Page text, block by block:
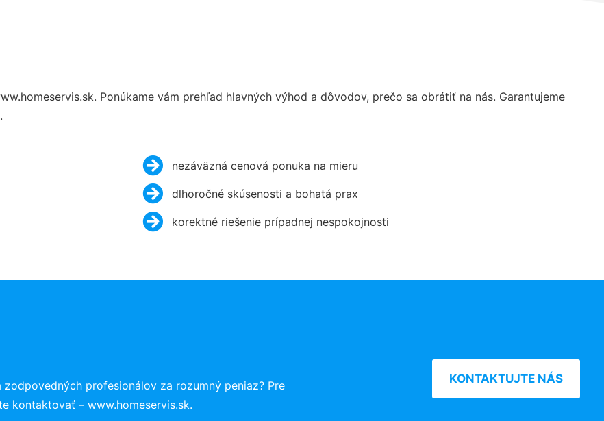
Ponúkame vám prehľad hlavných výhod a dôvodov, prečo sa obrátiť na nás. Garantujeme
nezáväzná cenová ponuka na mieru
dlhoročné skúsenosti a bohatá prax
korektné riešenie prípadnej nespokojnosti
zodpovedných profesionálov za rozumný peniaz? Pre
kontaktovať – www.homeservis.sk.
KONTAKTUJTE NÁS